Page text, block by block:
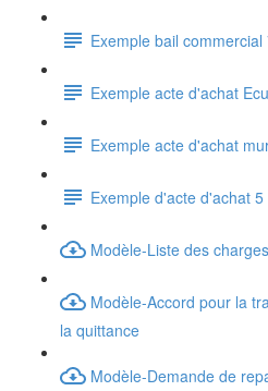
Exemple bail commercial
Exemple acte d'achat
Exemple acte d'achat
Exemple d'acte d'achat
Modèle-Liste des
Modèle-Accord pour la
la quittance
Modèle-Demande de